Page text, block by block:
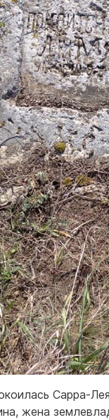
Сарра-
жена